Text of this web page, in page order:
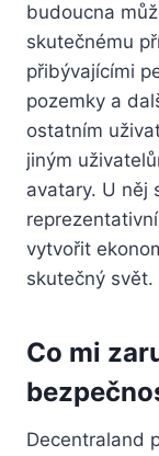
budoucna
skutečnému
přibývajícími
pozemky a
ostatním
jiným
avatary. U něj
vytvořit
skutečný svět.
Co mi
Decentraland